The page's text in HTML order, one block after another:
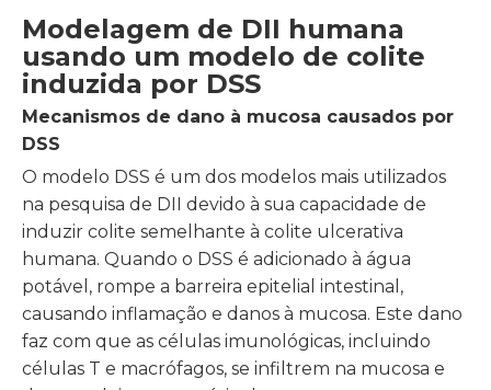
Modelagem de DII humana
usando um modelo de colite
induzida por DSS
Mecanismos de dano à mucosa causados ​​por
DSS
O modelo DSS é um dos modelos mais utilizados
na pesquisa de DII devido à sua capacidade de
induzir colite semelhante à colite ulcerativa
humana. Quando o DSS é adicionado à água
potável, rompe a barreira epitelial intestinal,
causando inflamação e danos à mucosa. Este dano
faz com que as células imunológicas, incluindo
células T e macrófagos, se infiltrem na mucosa e